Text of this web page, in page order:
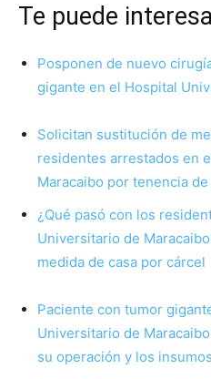
Te puede
Posponen de nuevo
gigante en el Hospital
Solicitan sustitución de
residentes arrestados en
Maracaibo por tenencia
¿Qué pasó con los
Universitario de
medida de casa por cárcel
Paciente con tumor
Universitario de
su operación y los